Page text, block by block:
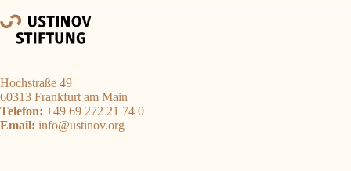
Hochstraße 49
60313 Frankfurt am Main
Telefon: +49 69 272 21 74 0
Email: info@ustinov.org